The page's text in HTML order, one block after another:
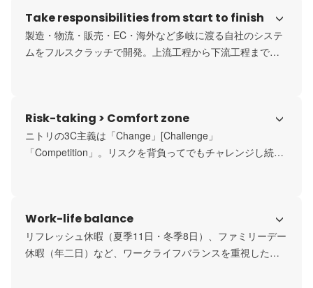
Take responsibilities from start to finish
製造・物流・販売・EC・海外など多岐に渡る自社のシステ
ムをフルスクラッチで開発。上流工程から下流工程まで、
Risk-taking > Comfort zone
ニトリの3C主義は「Change」[Challenge」
「Competition」。リスクを背負ってでもチャレンジし続け
Work-life balance
リフレッシュ休暇（夏季11日・冬季8日）、ファミリーデー
休暇（年二日）など、ワークライフバランスを重視した環